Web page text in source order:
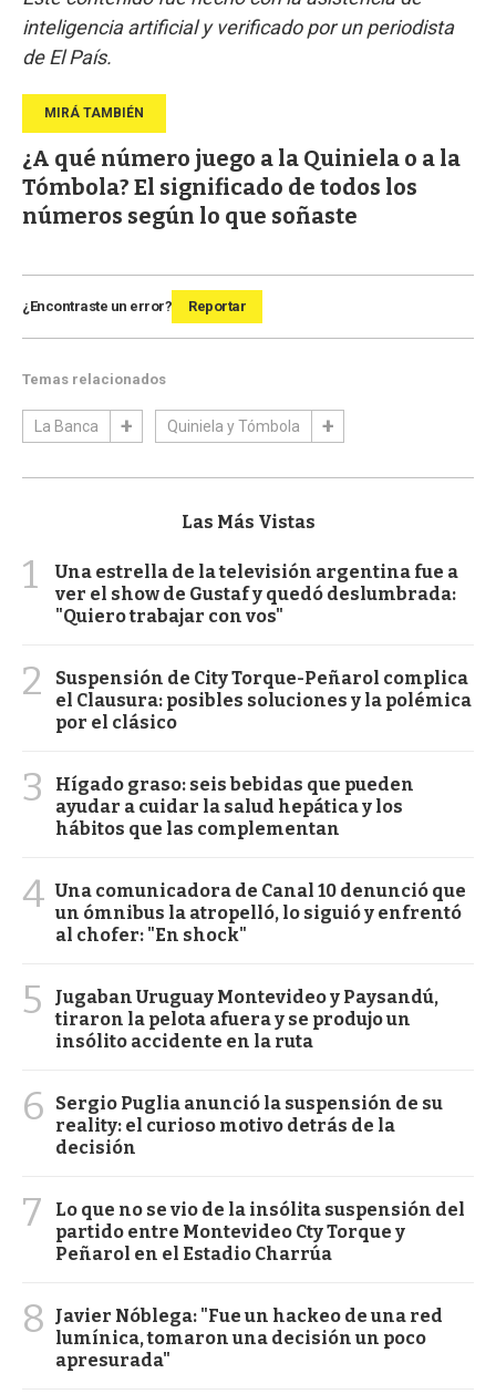
inteligencia artificial y verificado por un periodista
de El País.
¿A qué número juego a la Quiniela o a la
Tómbola? El significado de todos los
números según lo que soñaste
¿Encontraste un error? Reportar
Temas relacionados
La Banca Quiniela y Tómbola
Las Más Vistas
1
Una estrella de la televisión argentina fue a
ver el show de Gustaf y quedó deslumbrada:
"Quiero trabajar con vos"
2
Suspensión de City Torque-Peñarol complica
el Clausura: posibles soluciones y la polémica
por el clásico
3
Hígado graso: seis bebidas que pueden
ayudar a cuidar la salud hepática y los
hábitos que las complementan
4 Una comunicadora de Canal 10 denunció que
un ómnibus la atropelló, lo siguió y enfrentó
al chofer: "En shock"
5
Jugaban Uruguay Montevideo y Paysandú,
tiraron la pelota afuera y se produjo un
insólito accidente en la ruta
6
Sergio Puglia anunció la suspensión de su
reality: el curioso motivo detrás de la
decisión
7
Lo que no se vio de la insólita suspensión del
partido entre Montevideo Cty Torque y
Peñarol en el Estadio Charrúa
8
Javier Nóblega: "Fue un hackeo de una red
lumínica, tomaron una decisión un poco
apresurada"